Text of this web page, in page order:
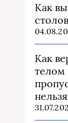
Как
Как
телом